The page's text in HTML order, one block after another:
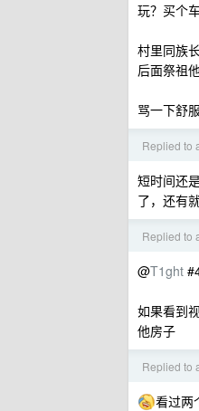
玩？买个
村里同族
后面祭祖
骂一下舒
Replied to
短时间还
了，还有
Replied to
@T1ght
如果看到
他房子
Replied to
看过两